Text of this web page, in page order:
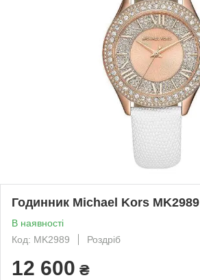
Годинник Michael Kors MK2989
В наявності
Код: MK2989
Роздріб
12 600 ₴